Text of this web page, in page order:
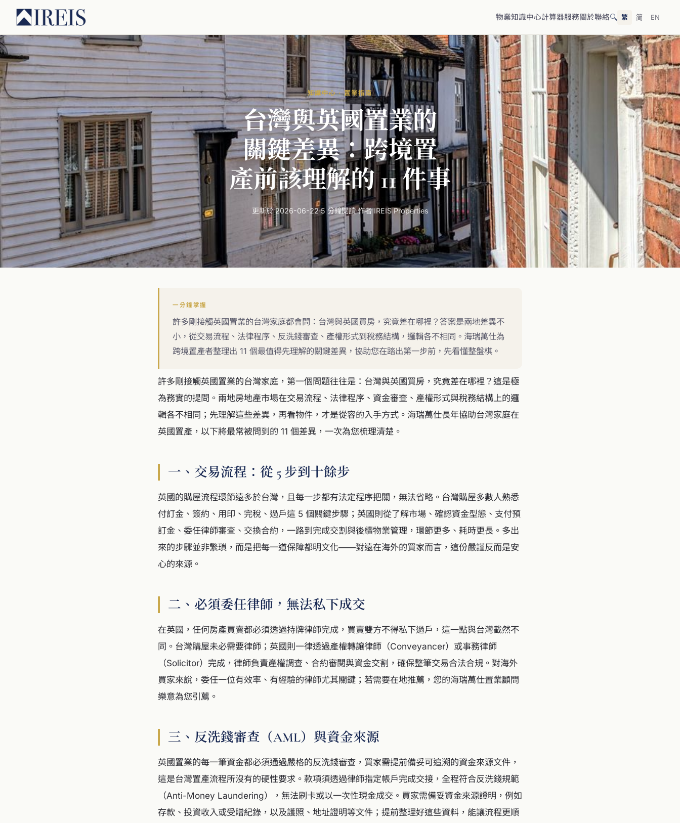
物業知識中心計算器服務關於聯絡🔍 繁 简 EN
知識中心 · 置業指南
台灣與英國置業的
關鍵差異：跨境置
產前該理解的11 件事
更新於 2026-06-22·5 分鐘閱讀·作者 IREIS Properties
一分鐘掌握
許多剛接觸英國置業的台灣家庭都會問：台灣與英國買房，究竟差在哪裡？答案是兩地差異不
小，從交易流程、法律程序、反洗錢審查、產權形式到稅務結構，邏輯各不相同。海瑞萬仕為
跨境置產者整理出 11 個最值得先理解的關鍵差異，協助您在踏出第一步前，先看懂整盤棋。
許多剛接觸英國置業的台灣家庭，第一個問題往往是：台灣與英國買房，究竟差在哪裡？這是極
為務實的提問。兩地房地產市場在交易流程、法律程序、資金審查、產權形式與稅務結構上的邏
輯各不相同；先理解這些差異，再看物件，才是從容的入手方式。海瑞萬仕長年協助台灣家庭在
英國置產，以下將最常被問到的 11 個差異，一次為您梳理清楚。
一、交易流程：從 5 步到十餘步
英國的購屋流程環節遠多於台灣，且每一步都有法定程序把關，無法省略。台灣購屋多數人熟悉
付訂金、簽約、用印、完稅、過戶這 5 個關鍵步驟；英國則從了解市場、確認資金型態、支付預
訂金、委任律師審查、交換合約，一路到完成交割與後續物業管理，環節更多、耗時更長。多出
來的步驟並非繁瑣，而是把每一道保障都明文化——對遠在海外的買家而言，這份嚴謹反而是安
心的來源。
二、必須委任律師，無法私下成交
在英國，任何房產買賣都必須透過持牌律師完成，買賣雙方不得私下過戶，這一點與台灣截然不
同。台灣購屋未必需要律師；英國則一律透過產權轉讓律師（Conveyancer）或事務律師
（Solicitor）完成，律師負責產權調查、合約審閱與資金交割，確保整筆交易合法合規。對海外
買家來說，委任一位有效率、有經驗的律師尤其關鍵；若需要在地推薦，您的海瑞萬仕置業顧問
樂意為您引薦。
三、反洗錢審查（AML）與資金來源
英國置業的每一筆資金都必須通過嚴格的反洗錢審查，買家需提前備妥可追溯的資金來源文件，
這是台灣置產流程所沒有的硬性要求。款項須透過律師指定帳戶完成交接，全程符合反洗錢規範
（Anti-Money Laundering），無法刷卡或以一次性現金成交。買家需備妥資金來源證明，例如
存款、投資收入或受贈紀錄，以及護照、地址證明等文件；提前整理好這些資料，能讓流程更順